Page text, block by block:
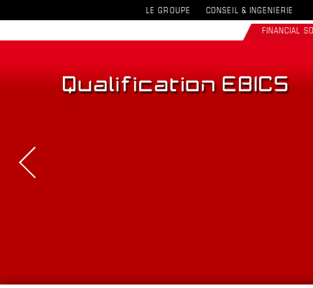
LE GROUPE CONSEIL & INGENIERIE
FINANCIAL